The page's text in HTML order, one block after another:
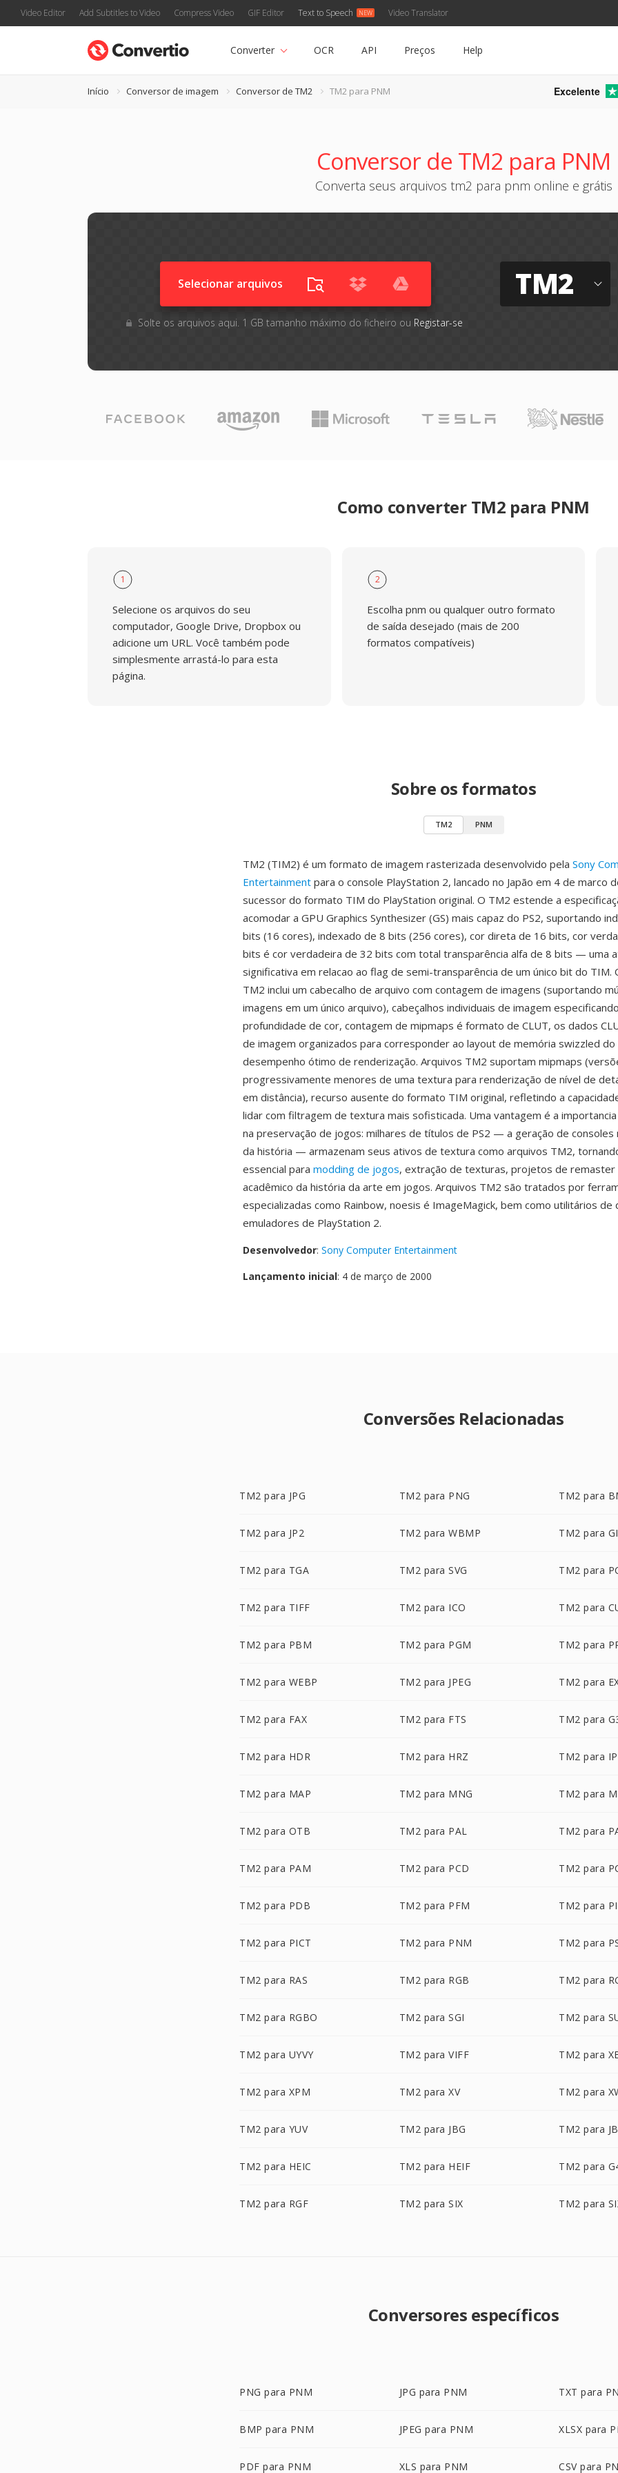
Video Editor Add Subtitles to Video Compress Video GIF Editor Text to Speech Video Translator
Converter OCR API Preços Help
Início Conversor de imagem Conversor de TM2 TM2 para PNM Excelente
Conversor de TM2 para PNM
Converta seus arquivos tm2 para pnm online e grátis
Selecionar arquivos
Solte os arquivos aqui. 1 GB tamanho máximo do ficheiro ou Registar-se
TM2
Como converter TM2 para PNM
1
Selecione os arquivos do seu
computador, Google Drive, Dropbox ou
adicione um URL. Você também pode
simplesmente arrastá-lo para esta
página.
2
Escolha pnm ou qualquer outro formato
de saída desejado (mais de 200
formatos compatíveis)
Sobre os formatos
TM2 PNM
TM2 (TIM2) é um formato de imagem rasterizada desenvolvido pela Sony
Entertainment para o console PlayStation 2, lancado no Japão em 4 de marco
sucessor do formato TIM do PlayStation original. O TM2 estende a
acomodar a GPU Graphics Synthesizer (GS) mais capaz do PS2, suportando
bits (16 cores), indexado de 8 bits (256 cores), cor direta de 16 bits, cor
bits é cor verdadeira de 32 bits com total transparência alfa de 8 bits — uma
significativa em relacao ao flag de semi-transparência de um único bit do TIM.
TM2 inclui um cabecalho de arquivo com contagem de imagens (suportando
imagens em um único arquivo), cabeçalhos individuais de imagem
profundidade de cor, contagem de mipmaps é formato de CLUT, os dados
de imagem organizados para corresponder ao layout de memória swizzled do
desempenho ótimo de renderização. Arquivos TM2 suportam mipmaps
progressivamente menores de uma textura para renderização de nível de
em distância), recurso ausente do formato TIM original, refletindo a
lidar com filtragem de textura mais sofisticada. Uma vantagem é a
na preservação de jogos: milhares de títulos de PS2 — a geração de consoles
da história — armazenam seus ativos de textura como arquivos TM2,
essencial para modding de jogos, extração de texturas, projetos de remaster
acadêmico da história da arte em jogos. Arquivos TM2 são tratados por
especializadas como Rainbow, noesis é ImageMagick, bem como utilitários de
emuladores de PlayStation 2.
Desenvolvedor: Sony Computer Entertainment
Lançamento inicial: 4 de março de 2000
Conversões Relacionadas
TM2 para JPG TM2 para PNG TM2 para
TM2 para JP2 TM2 para WBMP TM2 para
TM2 para TGA TM2 para SVG TM2 para
TM2 para TIFF TM2 para ICO TM2 para
TM2 para PBM TM2 para PGM TM2 para
TM2 para WEBP TM2 para JPEG TM2 para
TM2 para FAX TM2 para FTS TM2 para
TM2 para HDR TM2 para HRZ TM2 para
TM2 para MAP TM2 para MNG TM2 para
TM2 para OTB TM2 para PAL TM2 para
TM2 para PAM TM2 para PCD TM2 para
TM2 para PDB TM2 para PFM TM2 para
TM2 para PICT TM2 para PNM TM2 para
TM2 para RAS TM2 para RGB TM2 para
TM2 para RGBO TM2 para SGI TM2 para
TM2 para UYVY TM2 para VIFF TM2 para
TM2 para XPM TM2 para XV TM2 para
TM2 para YUV TM2 para JBG TM2 para
TM2 para HEIC TM2 para HEIF TM2 para
TM2 para RGF TM2 para SIX TM2 para
Conversores específicos
PNG para PNM JPG para PNM TXT para
BMP para PNM JPEG para PNM XLSX para
PDF para PNM XLS para PNM CSV para